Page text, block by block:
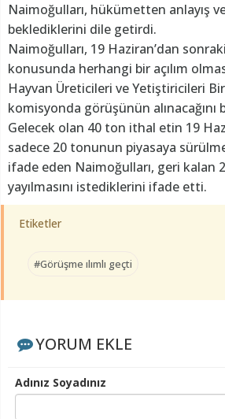
Naimoğulları, hükümetten anlayış
beklediklerini dile getirdi.
Naimoğulları, 19 Haziran’dan
konusunda herhangi bir açılım
Hayvan Üreticileri ve Yetiştiricileri
komisyonda görüşünün alınacağını
Gelecek olan 40 ton ithal etin 19
sadece 20 tonunun piyasaya
ifade eden Naimoğulları, geri kalan
yayılmasını istediklerini ifade etti.
Etiketler
#Görüşme ılımlı geçti
YORUM EKLE
Adınız Soyadınız